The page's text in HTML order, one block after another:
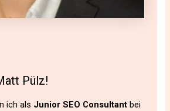
Pülz!
ich als Junior SEO Consultant bei